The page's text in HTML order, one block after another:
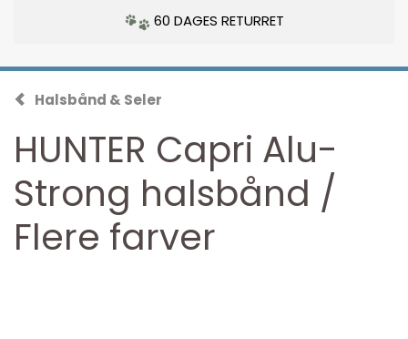
60 DAGES RETURRET
Halsbånd & Seler
HUNTER Capri Alu-
Strong halsbånd /
Flere farver